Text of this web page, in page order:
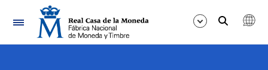
Navigation